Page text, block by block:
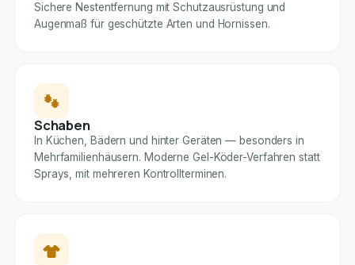
Sichere Nestentfernung mit Schutzausrüstung und
Augenmaß für geschützte Arten und Hornissen.
Schaben
In Küchen, Bädern und hinter Geräten — besonders in
Mehrfamilienhäusern. Moderne Gel-Köder-Verfahren statt
Sprays, mit mehreren Kontrollterminen.